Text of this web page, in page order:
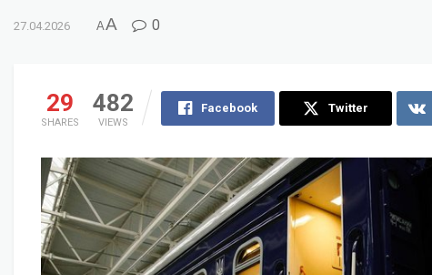
27.04.2026 AA 0
29
SHARES
482
VIEWS
Facebook Twitter